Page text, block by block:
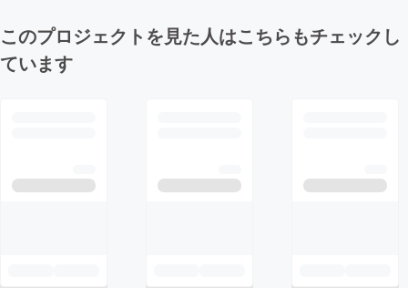
このプロジェクトを見た人はこちらもチェックし
ています